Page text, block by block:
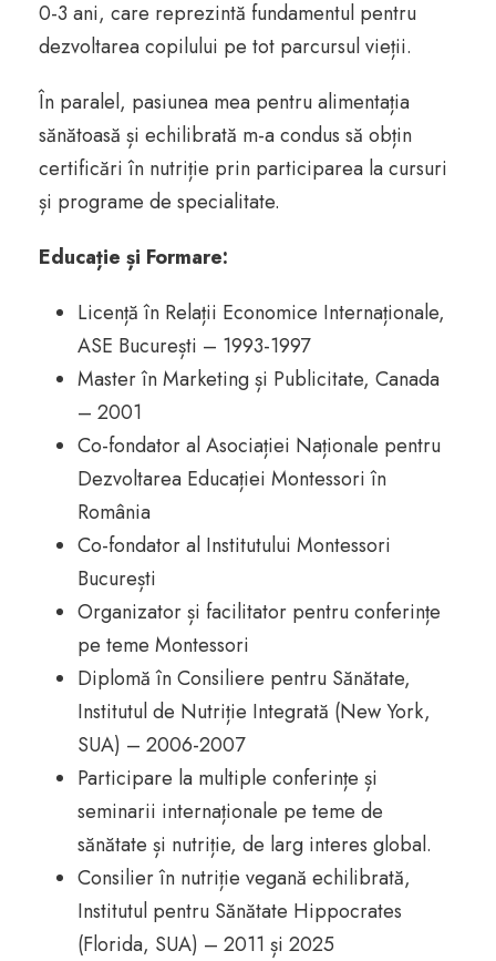
0-3 ani, care reprezintă fundamentul pentru
dezvoltarea copilului pe tot parcursul vieții.
În paralel, pasiunea mea pentru alimentația
sănătoasă și echilibrată m-a condus să obțin
certificări în nutriție prin participarea la cursuri
și programe de specialitate.
Educație și Formare:
Licență în Relații Economice Internaționale,
ASE București – 1993-1997
Master în Marketing și Publicitate, Canada
– 2001
Co-fondator al Asociației Naționale pentru
Dezvoltarea Educației Montessori în
România
Co-fondator al Institutului Montessori
București
Organizator și facilitator pentru conferințe
pe teme Montessori
Diplomă în Consiliere pentru Sănătate,
Institutul de Nutriție Integrată (New York,
SUA) – 2006-2007
Participare la multiple conferințe și
seminarii internaționale pe teme de
sănătate și nutriție, de larg interes global.
Consilier în nutriție vegană echilibrată,
Institutul pentru Sănătate Hippocrates
(Florida, SUA) – 2011 și 2025